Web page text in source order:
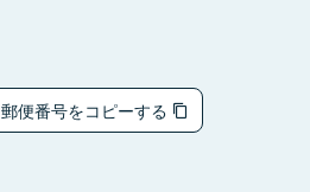
郵便番号をコピーする